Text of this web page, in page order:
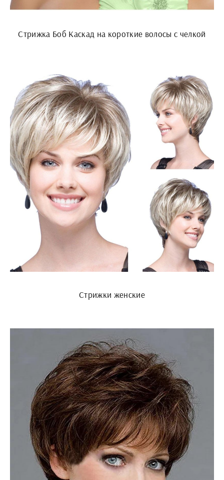
Стрижка Боб Каскад на короткие волосы с челкой
Стрижки женские